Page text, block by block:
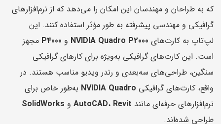
که به طراحان و مهندسان این امکان را می‌دهد که از نرم‌افزارهای
گرافیکی و مهندسی پیشرفته به طور مؤثر استفاده کنند. این
لپ‌تاپ به کارت‌های NVIDIA Quadro P2000 و P4000 مجهز
است. این کارت‌های گرافیکی به‌ویژه برای کارهای گرافیکی
سنگین، طراحی‌های سه‌بعدی و رندر ویدیو مناسب هستند. در
واقع، کارت‌های گرافیکی NVIDIA Quadro به‌طور خاص برای
نرم‌افزارهای حرفه‌ای مانند
AutoCAD، Revit و SolidWorks
طراحی شده‌اند.